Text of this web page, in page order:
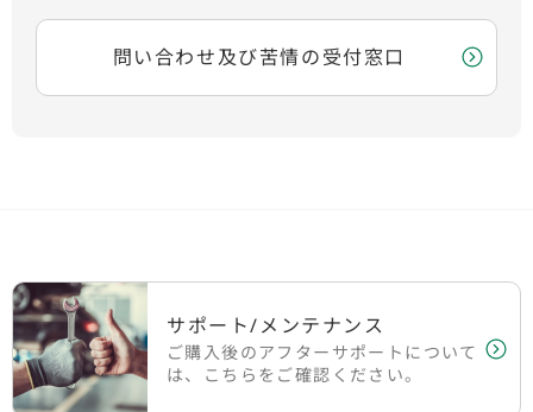
問い合わせ及び苦情の受付窓口
サポート/メンテナンス
ご購入後のアフターサポートについて
は、こちらをご確認ください。